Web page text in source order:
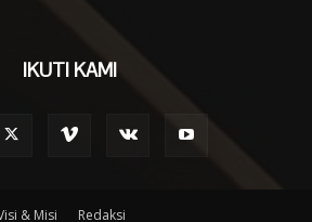
IKUTI KAMI
& Misi Redaksi